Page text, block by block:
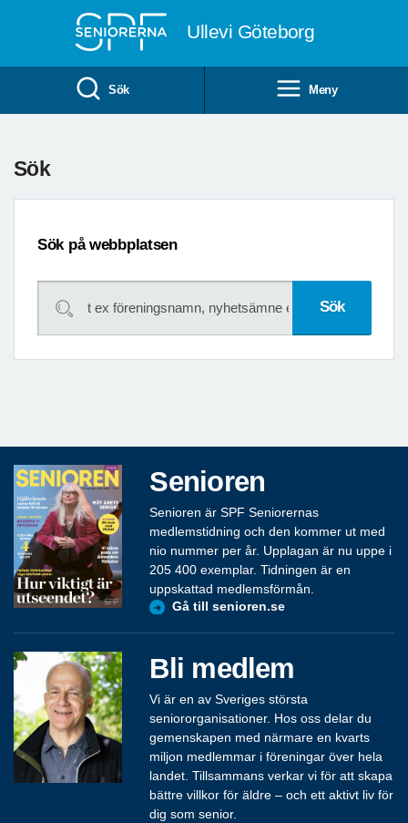
Ullevi Göteborg
Sök Meny
Sök
Sök på webbplatsen
Senioren
Senioren är SPF Seniorernas
medlemstidning och den kommer ut med
nio nummer per år. Upplagan är nu uppe i
205 400 exemplar. Tidningen är en
uppskattad medlemsförmån.
Gå till senioren.se
Bli medlem
Vi är en av Sveriges största
seniororganisationer. Hos oss delar du
gemenskapen med närmare en kvarts
miljon medlemmar i föreningar över hela
landet. Tillsammans verkar vi för att skapa
bättre villkor för äldre – och ett aktivt liv för
dig som senior.